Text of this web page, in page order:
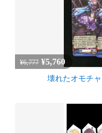
¥6,777 ¥5,760
壊れたオモチ